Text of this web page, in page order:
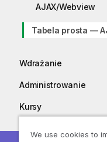
AJAX/Webview
Tabela prosta —
Wdrażanie
Administrowanie
Kursy
We use cookies to